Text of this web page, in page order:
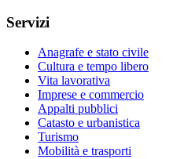
Servizi
Anagrafe e stato civile
Cultura e tempo libero
Vita lavorativa
Imprese e commercio
Appalti pubblici
Catasto e urbanistica
Turismo
Mobilità e trasporti